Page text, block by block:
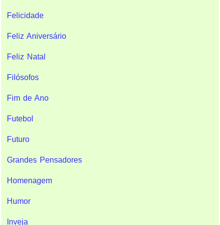
Felicidade
Feliz Aniversário
Feliz Natal
Filósofos
Fim de Ano
Futebol
Futuro
Grandes Pensadores
Homenagem
Humor
Inveja